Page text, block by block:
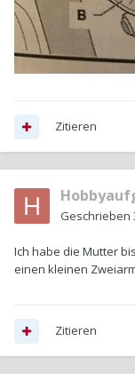
Zitieren
Geschrieben
Ich habe die Mutter
einen kleinen
Zitieren